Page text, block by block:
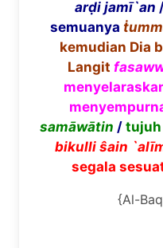
arḍi jamī`an
semuanya ṫ
kemudian Dia
Langit
samāwātin /
bikulli ŝain `alī
segala
{Al-